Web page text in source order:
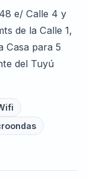
e/ Calle 4 y
de la Calle 1,
Casa para 5
del Tuyú